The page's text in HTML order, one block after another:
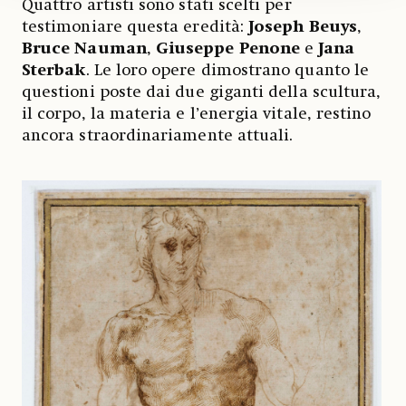
Quattro artisti sono stati scelti per
testimoniare questa eredità:Joseph Beuys,
Bruce Nauman, Giuseppe Penone eJana
Sterbak. Le loro opere dimostrano quanto le
questioni poste dai due giganti della scultura,
il corpo, la materia e l’energia vitale, restino
ancora straordinariamente attuali.